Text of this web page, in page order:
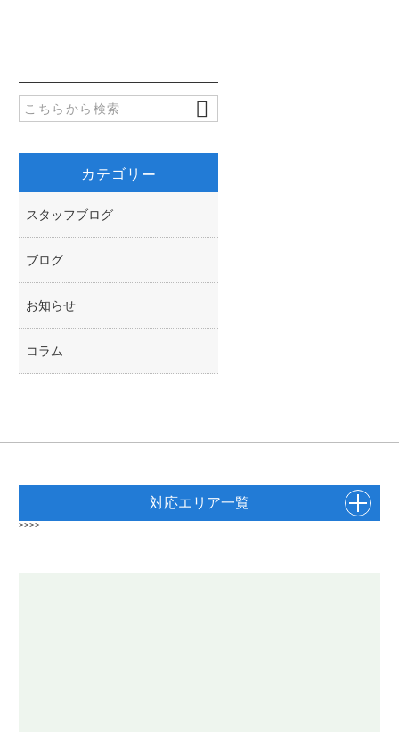
カテゴリー
スタッフブログ
ブログ
お知らせ
コラム
対応エリア一覧
>>>>